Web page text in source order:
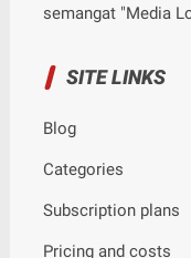
semangat "Media
SITE LINKS
Blog
Categories
Subscription plans
Pricing and costs